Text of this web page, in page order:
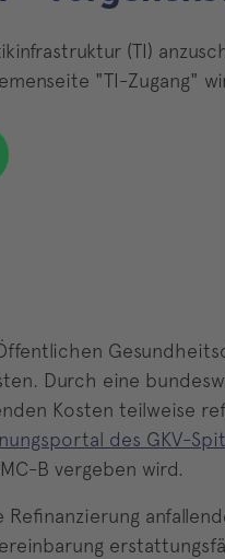
(TI)
"TI-Zugang"
Durch eine
Kosten teilweise
des GKV-
B vergeben wird.